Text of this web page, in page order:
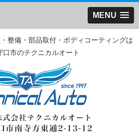
MENU
整備・部品取付・ボディコーティングは
口市のテクニカルオート